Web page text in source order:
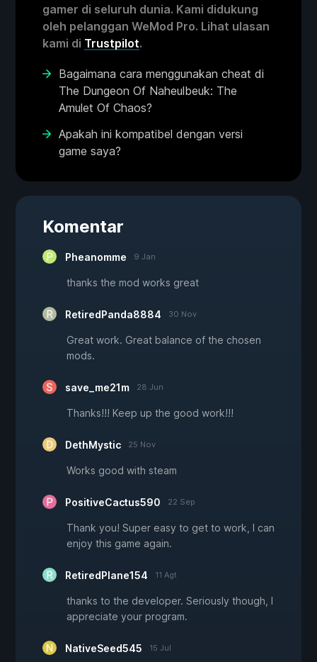
gamer di seluruh dunia. Kami didukung
oleh pelanggan WeMod Pro. Lihat ulasan
kami di Trustpilot.
Bagaimana cara menggunakan cheat di
The Dungeon Of Naheulbeuk: The
Amulet Of Chaos?
Apakah ini kompatibel dengan versi
game saya?
Komentar
Pheanomme 9 Jan
thanks the mod works great
RetiredPanda8884 30 Nov
Great work. Great balance of the chosen
mods.
save_me21m 28 Jun
Thanks!!! Keep up the good work!!!
DethMystic 25 Nov
Works good with steam
PositiveCactus590 22 Sep
Thank you! Super easy to get to work, I can
enjoy this game again.
RetiredPlane154 11 Agt
thanks to the developer. Seriously though, I
appreciate your program.
NativeSeed545 15 Jul